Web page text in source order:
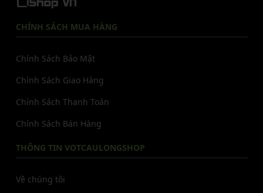
CHÍNH SÁCH MUA HÀNG
Chính Sách Bảo Mật
Chính Sách Giao Hàng
Chính Sách Thanh Toán
Chính Sách Bán Hàng
THÔNG TIN VOTCAULONGSHOP
Về chúng tôi